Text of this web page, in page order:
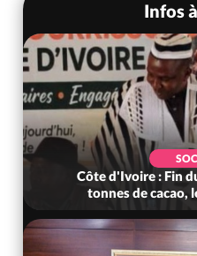
Infos
Côte d'Ivoire : Fin
tonnes de cacao,